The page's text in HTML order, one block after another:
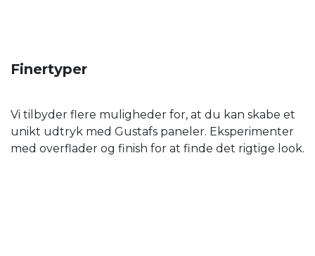
Finertyper
Vi tilbyder flere muligheder for, at du kan skabe et
unikt udtryk med Gustafs paneler. Eksperimenter
med overflader og finish for at finde det rigtige look.